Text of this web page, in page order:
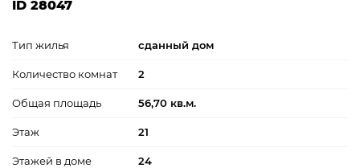
ID 28047
Тип жилья сданный дом
Количество комнат 2
Общая площадь 56,70 кв.м.
Этаж 21
Этажей в доме 24